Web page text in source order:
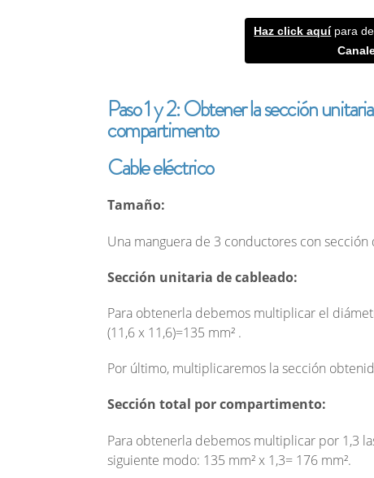
Haz click aquípara
Paso 1 y 2: Obtener la sección
compartimento
Cable eléctrico
Tamaño:
Una manguera de 3 conductores con
Sección unitaria de cableado:
Para obtenerla debemos multiplicar el
(11,6 x 11,6)=135 mm² .
Por último, multiplicaremos la sección
Sección total por compartimento:
Para obtenerla debemos multiplicar por 1,3
siguiente modo: 135 mm² x 1,3= 176 mm².